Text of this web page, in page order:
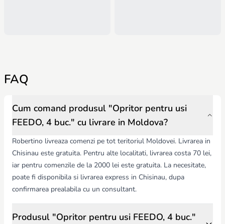
FAQ
Cum comand produsul "Opritor pentru usi
FEEDO, 4 buc." cu livrare in Moldova?
Robertino livreaza comenzi pe tot teritoriul Moldovei. Livrarea in
Chisinau este gratuita. Pentru alte localitati, livrarea costa 70 lei,
iar pentru comenzile de la 2000 lei este gratuita. La necesitate,
poate fi disponibila si livrarea express in Chisinau, dupa
confirmarea prealabila cu un consultant.
Produsul "Opritor pentru usi FEEDO, 4 buc."